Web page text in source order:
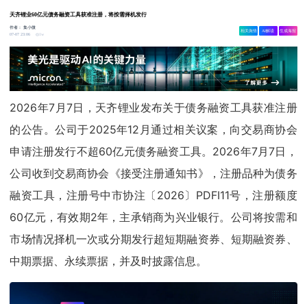
天齐锂业60亿元债务融资工具获准注册，将按需择机发行
作者：集小微
07-07 23:06
1w
相关舆情 AI解读 生成海报
2026年7月7日，天齐锂业发布关于债务融资工具获准注册
的公告。公司于2025年12月通过相关议案，向交易商协会
申请注册发行不超60亿元债务融资工具。2026年7月7日，
公司收到交易商协会《接受注册通知书》，注册品种为债务
融资工具，注册号中市协注〔2026〕PDFI11号，注册额度
60亿元，有效期2年，主承销商为兴业银行。公司将按需和
市场情况择机一次或分期发行超短期融资券、短期融资券、
中期票据、永续票据，并及时披露信息。